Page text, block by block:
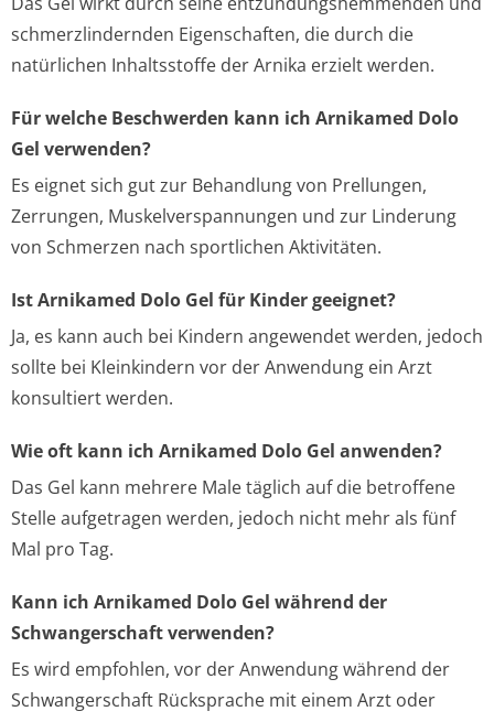
schmerzlindernden Eigenschaften, die durch die
natürlichen Inhaltsstoffe der Arnika erzielt werden.
Für welche Beschwerden kann ich Arnikamed Dolo
Gel verwenden?
Es eignet sich gut zur Behandlung von Prellungen,
Zerrungen, Muskelverspannungen und zur Linderung
von Schmerzen nach sportlichen Aktivitäten.
Ist Arnikamed Dolo Gel für Kinder geeignet?
Ja, es kann auch bei Kindern angewendet werden, jedoch
sollte bei Kleinkindern vor der Anwendung ein Arzt
konsultiert werden.
Wie oft kann ich Arnikamed Dolo Gel anwenden?
Das Gel kann mehrere Male täglich auf die betroffene
Stelle aufgetragen werden, jedoch nicht mehr als fünf
Mal pro Tag.
Kann ich Arnikamed Dolo Gel während der
Schwangerschaft verwenden?
Es wird empfohlen, vor der Anwendung während der
Schwangerschaft Rücksprache mit einem Arzt oder